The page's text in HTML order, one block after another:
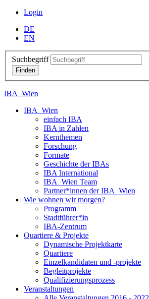
Login
DE
EN
Suchbegriff
IBA_Wien
IBA_Wien
einfach IBA
IBA in Zahlen
Kernthemen
Forschung
Formate
Geschichte der IBAs
IBA International
IBA_Wien Team
Partner*innen der IBA_Wien
Wie wohnen wir morgen?
Programm
Stadtführer*in
IBA-Zentrum
Quartiere & Projekte
Dynamische Projektkarte
Quartiere
Einzelkandidaten und -projekte
Begleitprojekte
Qualifizierungsprozess
Veranstaltungen